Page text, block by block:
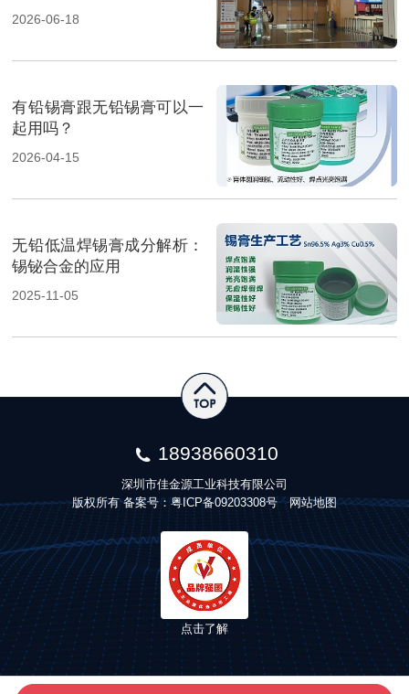
焊料重磅展出，高性能锡膏
2026-06-18
有铅锡膏跟无铅锡膏可以一
起用吗？
2026-04-15
无铅低温焊锡膏成分解析：
锡铋合金的应用
2025-11-05
18938660310
深圳市佳金源工业科技有限公司
版权所有 备案号：粤ICP备09203308号 网站地图
点击了解